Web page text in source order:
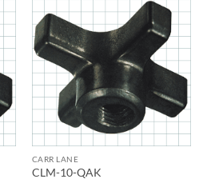
CARR LANE
CLM-10-QAK